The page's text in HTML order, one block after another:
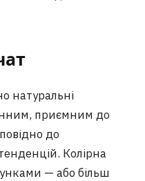
натуральні
приємним до
до
Колірна
— або більш